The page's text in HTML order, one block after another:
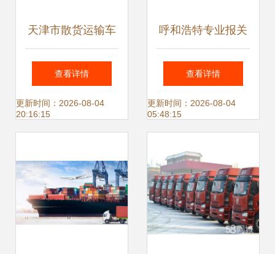
天津市散货运输车
队 现代物流体系中
的专业运输代理服
查看详情
更新时间：2026-08-04
20:16:15
呼和浩特专业报关
与货运代理服务 连
接内外的贸易桥梁
查看详情
更新时间：2026-08-04
05:48:15